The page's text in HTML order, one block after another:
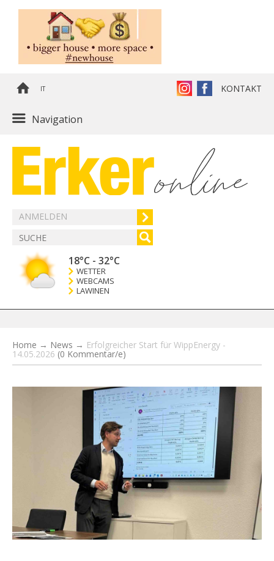
IT KONTAKT
Navigation
ANMELDEN
18°C - 32°C
WETTER
WEBCAMS
LAWINEN
Home → News → Erfolgreicher Start für WippEnergy -
14.05.2026 (0 Kommentar/e)